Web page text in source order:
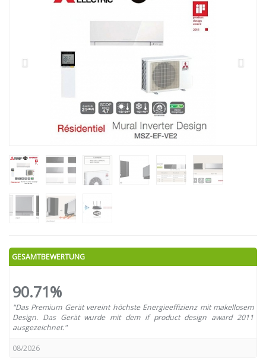
GESAMTBEWERTUNG
90.71%
"Das Premium Gerät vereint höchste Energieeffizienz mit makellosem
Design. Das Gerät wurde mit dem if product design award 2011
ausgezeichnet."
08/2026